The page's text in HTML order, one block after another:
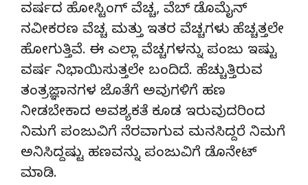
ವರ್ಷದ ಹೋಸ್ಟಿಂಗ್‌ ವೆಚ್ಚ, ವೆಬ್‌ ಡೊಮೈನ್‌
ನವೀಕರಣ ವೆಚ್ಚ ಮತ್ತು ಇತರ ವೆಚ್ಚಗಳು ಹೆಚ್ಚತ್ತಲೇ
ಹೋಗುತ್ತಿವೆ. ಈ ಎಲ್ಲಾ ವೆಚ್ಚಗಳನ್ನು ಪಂಜು ಇಷ್ಟು
ವರ್ಷ ನಿಭಾಯಿಸುತ್ತಲೇ ಬಂದಿದೆ. ಹೆಚ್ಚುತ್ತಿರುವ
ತಂತ್ರಜ್ಞಾನಗಳ ಜೊತೆಗೆ ಅವುಗಳಿಗೆ ಹಣ
ನೀಡಬೇಕಾದ ಅವಶ್ಯಕತೆ ಕೂಡ ಇರುವುದರಿಂದ
ನಿಮಗೆ ಪಂಜುವಿಗೆ ನೆರವಾಗುವ ಮನಸಿದ್ದರೆ ನಿಮಗೆ
ಅನಿಸಿದ್ದಷ್ಟು ಹಣವನ್ನು ಪಂಜುವಿಗೆ ಡೊನೇಟ್‌
ಮಾಡಿ.